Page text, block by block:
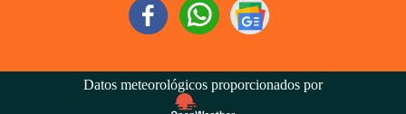
Datos meteorológicos proporcionados por